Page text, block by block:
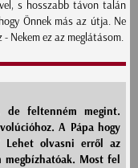
s hosszabb távon talán
Önnek más az útja. Ne
Nekem ez az meglátásom.
feltenném megint.
A Pápa hogy
Lehet olvasni erről az
Most fel